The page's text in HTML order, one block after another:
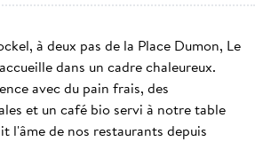
à deux pas de la Place Dumon, Le
dans un cadre chaleureux.
avec du pain frais, des
et un café bio servi à notre table
l'âme de nos restaurants depuis